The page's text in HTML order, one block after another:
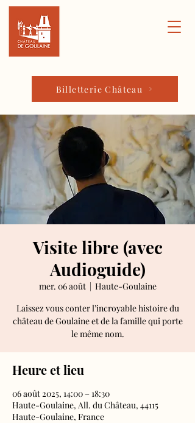
Billetterie Château
Visite libre (avec
Audioguide)
mer. 06 août
  |
Haute-Goulaine
Laissez vous conter l’incroyable histoire du
château de Goulaine et de la famille qui porte
le même nom.
Heure et lieu
06 août 2025, 14:00 – 18:30
Haute-Goulaine, All. du Château, 44115
Haute-Goulaine, France